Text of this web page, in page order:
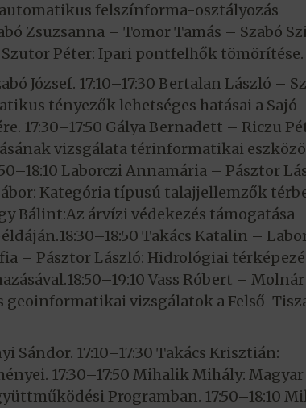
felszínforma-osztályozás
Zsuzsanna – Tomor Tamás – Szabó
Péter: Ipari pontfelhők tömörítése.
József. 17:10–17:30 Bertalan László –
tényezők lehetséges hatásai a Sajó
17:30–17:50 Gálya Bernadett – Riczu
vizsgálata térinformatikai
Laborczi Annamária – Pásztor
Kategória típusú talajjellemzők
Bálint:Az árvízi védekezés támogatása
Takács Katalin –
– Pásztor László: Hidrológiai
Vass Róbert – Molnár
geoinformatikai vizsgálatok a Felső-
Sándor. 17:10–17:30 Takács Krisztián:
17:30–17:50 Mihalik Mihály: Magyar
Programban. 17:50–18:10